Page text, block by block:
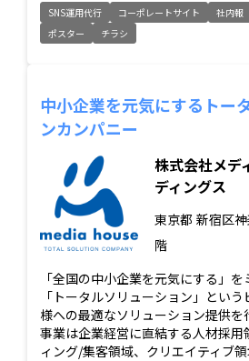
SNS運用代行 コーポレートサイト 社内報
ポスター
チラシ
中小企業を元気にするトー
ンカンパニー
株式会社メデ
ディングス
東京都 新宿区
階
「全国の中小企業を元気にする」
「トータルソリューション」とい
様への最適なソリューション提供を
事業は企業経営に直結する人材採用
ィング/集客領域、クリエイティブ領